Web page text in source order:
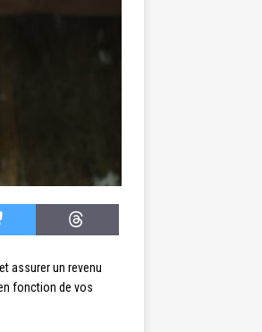
assurer un revenu
fonction de vos